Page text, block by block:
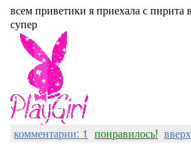
всем приветики я приехала с пирита
супер
комментарии: 1 понравилось!